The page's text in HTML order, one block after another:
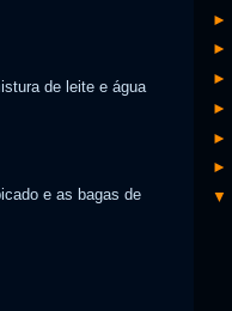
de leite e água
e as bagas de
►
►
►
►
►
►
▼